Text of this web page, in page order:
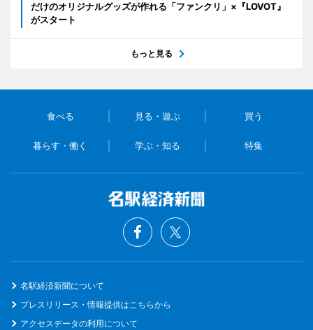
だけのオリジナルグッズが作れる「ファンクリ」×『LOVOT』
がスタート
もっと見る
食べる 見る・遊ぶ 買う
暮らす・働く 学ぶ・知る 特集
名駅経済新聞について
プレスリリース・情報提供はこちらから
アクセスデータの利用について